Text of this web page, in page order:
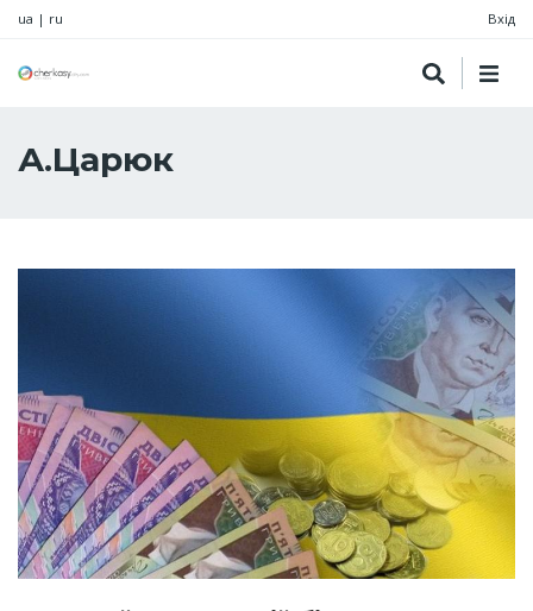
ua | ru Вхід
А.Царюк